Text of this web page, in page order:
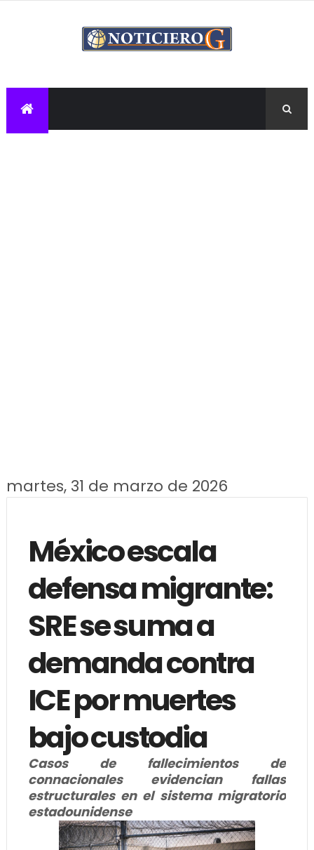
martes, 31 de marzo de 2026
México escala
defensa migrante:
SRE se suma a
demanda contra
ICE por muertes
bajo custodia
Casos de fallecimientos de
connacionales evidencian fallas
estructurales en el sistema migratorio
estadounidense